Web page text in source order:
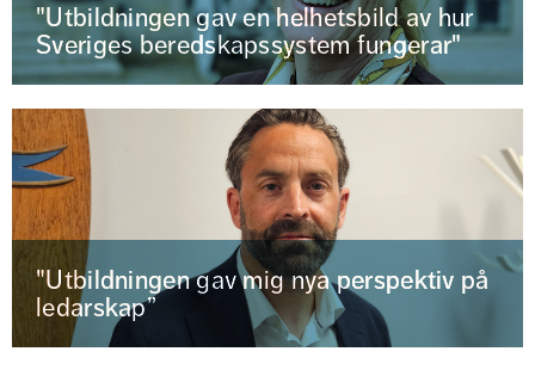
"Utbildningen gav en helhetsbild av hur
Sveriges beredskapssystem fungerar"
"Utbildningen gav mig nya perspektiv på
ledarskap”